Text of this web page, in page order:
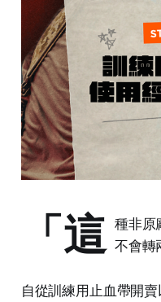
「這 種非原
不會轉
自從訓練用止血帶開